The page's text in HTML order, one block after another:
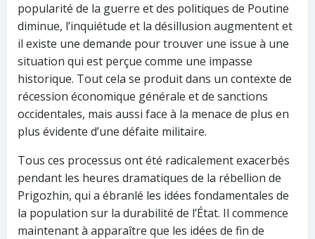
popularité de la guerre et des politiques de Poutine
diminue, l’inquiétude et la désillusion augmentent et
il existe une demande pour trouver une issue à une
situation qui est perçue comme une impasse
historique. Tout cela se produit dans un contexte de
récession économique générale et de sanctions
occidentales, mais aussi face à la menace de plus en
plus évidente d’une défaite militaire.
Tous ces processus ont été radicalement exacerbés
pendant les heures dramatiques de la rébellion de
Prigozhin, qui a ébranlé les idées fondamentales de
la population sur la durabilité de l’État. Il commence
maintenant à apparaître que les idées de fin de